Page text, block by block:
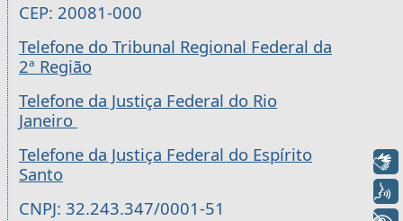
CEP: 20081-000
Telefone do Tribunal Regional Federal da
2ª Região
Telefone da Justiça Federal do Rio
Janeiro
Telefone da Justiça Federal do Espírito
Santo
CNPJ: 32.243.347/0001-51
Libras